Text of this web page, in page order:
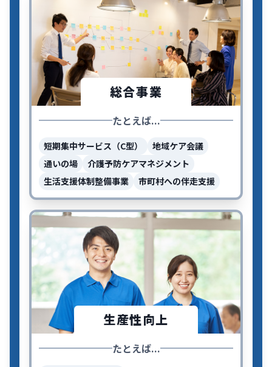
総合事業
たとえば...
短期集中サービス（C型）
地域ケア会議
通いの場
介護予防ケアマネジメント
生活支援体制整備事業
市町村への伴走支援
生産性向上
たとえば...